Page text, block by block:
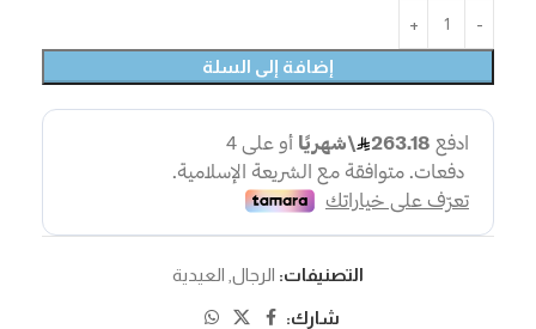
إضافة إلى السلة
التصنيفات: الرجال العيدية
شارك: